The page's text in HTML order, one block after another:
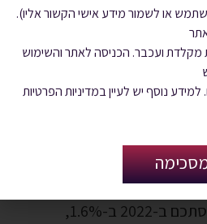
צופים שהריבית
שנה לשיעור של 2%.
ישראל בחודש ינואר השנה,
לפיהן האינפלציה תסתכם ב-2022 ב-1.6%,
או לשמור מידע אישי הקשור אליו).
מקלדת ועכבר. הכניסה לאתר והשימוש
למידע נוסף יש לעיין במדיניות הפרטיות